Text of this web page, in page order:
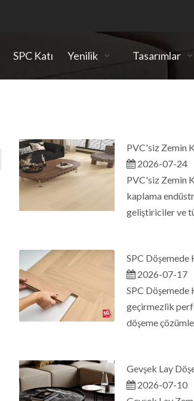
SPC Katı Yenilik Tasarımlar
PVC'siz Zemin
2026-07-24
PVC'siz Zemin
kaplama
geliştiriciler ve
SPC Döşemede
2026-07-17
SPC Döşemede
geçirmezlik
döşeme
Gevşek Lay
2026-07-10